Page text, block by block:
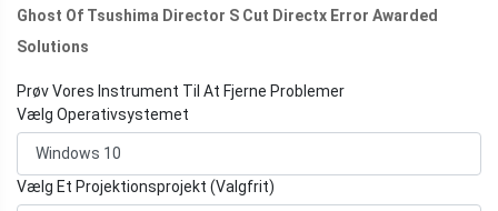
Ghost Of Tsushima Director S Cut Directx Error Awarded
Solutions
Prøv Vores Instrument Til At Fjerne Problemer
Vælg Operativsystemet
Vælg Et Projektionsprojekt (Valgfrit)